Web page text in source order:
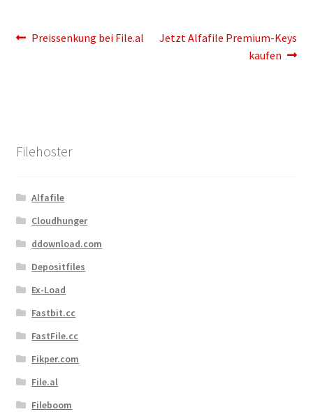
FAQ – Häufige Fragen
Kontakt
Versandinfos
Zahlungsarten
Beitragsnavigation
Vorheriger
Preissenkung bei File.al
Nächster
Jetzt Alfafile Premium-Keys
kaufen
Filehoster
Alfafile
Cloudhunger
ddownload.com
Depositfiles
Ex-Load
Fastbit.cc
FastFile.cc
Fikper.com
File.al
Fileboom